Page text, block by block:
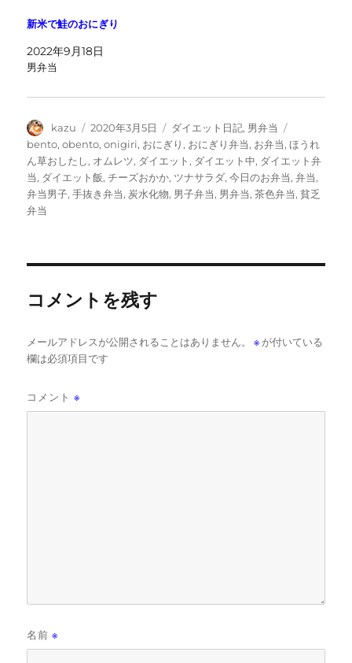
新米で鮭のおにぎり
2022年9月18日
男弁当
投
稿
者
kazu
投
稿
日:
2020年3月5日
カ
テ
ゴ
リ
ー
ダイエット日記, 男弁当
グ
bento,obento,onigiri, おにぎり, おにぎり弁当, お弁当,ほうれ
ん草おしたし, オムレツ, ダイエット, ダイエット中, ダイエット弁
当, ダイエット飯,チーズおかか, ツナサラダ,今日のお弁当,弁当,
弁当男子,手抜き弁当,炭水化物, 男子弁当, 男弁当,茶色弁当,貧乏
弁当
コメントを残す
メールアドレスが公開されることはありません。 ※ が付いている
欄は必須項目です
コメント※
名前※